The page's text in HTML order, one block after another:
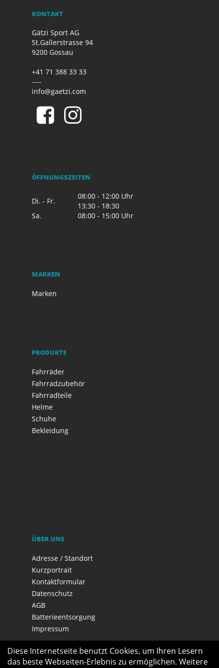
KONTAKT
Gätzi Sport AG
St.Gallerstrasse 94
9200 Gossau
+41 71 388 33 33
----
info@gaetzi.com
ÖFFNUNGSZEITEN
Di. - Fr.
08:00 - 12:00 Uhr
13:30 - 18:30
Sa.
08:00 - 15:00 Uhr
MARKEN
Marken
PRODUKTE
Fahrräder
Fahrradzubehör
Fahrradteile
Helme
Schuhe
Bekleidung
ÜBER UNS
Adresse / Standort
Kurzportrait
Kontaktformular
Datenschutz
AGB
Batterieentsorgung
Impressum
Diese Internetseite benutzt Cookies, um Ihren Lesern
das beste Webseiten-Erlebnis zu ermöglichen. Weitere